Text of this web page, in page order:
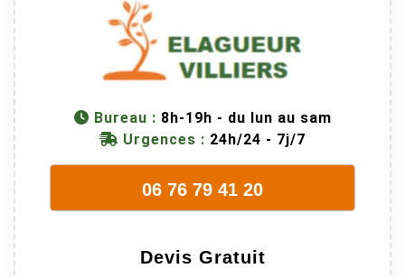
son équipes
connaissent
très bien leur
juste une
évidence. Et
en plus ils
sympathique.
Bureau : 8h-19h - du lun au sam
Urgences : 24h/24 - 7j/7
06 76 79 41 20
Devis Gratuit